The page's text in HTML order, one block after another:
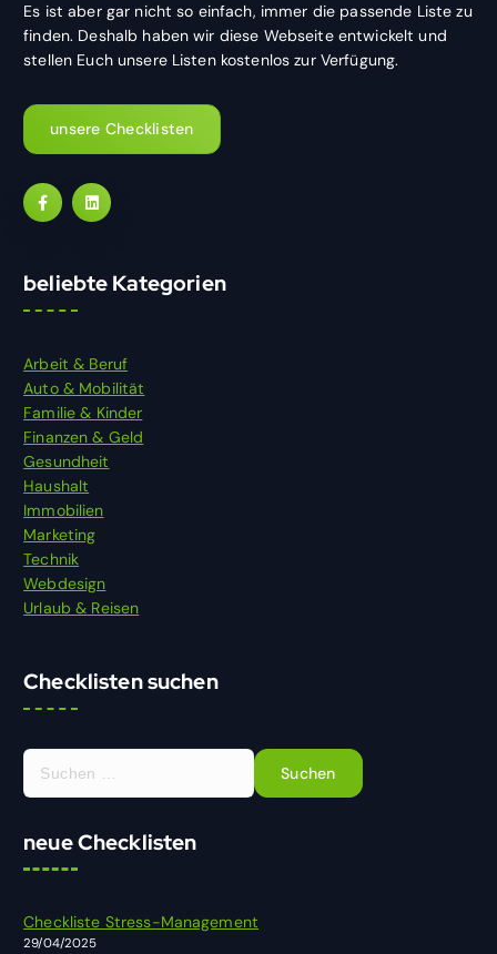
Es ist aber gar nicht so einfach, immer die passende Liste zu
finden. Deshalb haben wir diese Webseite entwickelt und
stellen Euch unsere Listen kostenlos zur Verfügung.
unsere Checklisten
beliebte Kategorien
Arbeit & Beruf
Auto & Mobilität
Familie & Kinder
Finanzen & Geld
Gesundheit
Haushalt
Immobilien
Marketing
Technik
Webdesign
Urlaub & Reisen
Checklisten suchen
S
a
neue Checklisten
Checkliste Stress-Management
29/04/2025